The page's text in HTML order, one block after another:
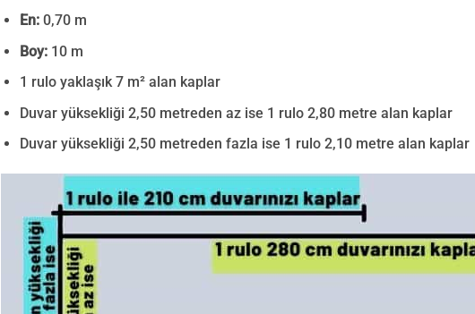
En:0,70 m
Boy:10 m
1 rulo yaklaşık 7 m² alan kaplar
Duvar yüksekliği 2,50 metreden az ise 1 rulo 2,80 metre alan kaplar
Duvar yüksekliği 2,50 metreden fazla ise 1 rulo 2,10 metre alan kaplar